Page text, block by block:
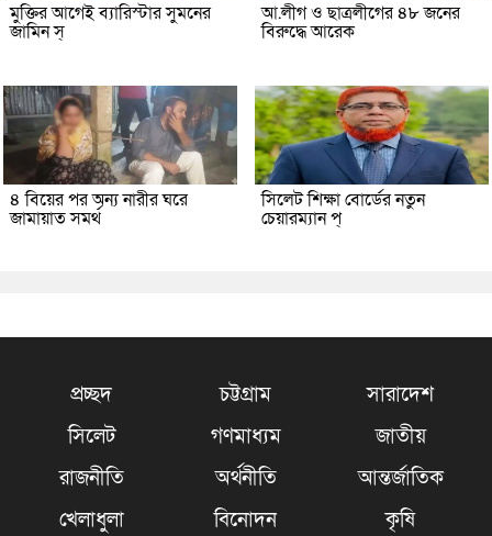
মুক্তির আগেই ব্যারিস্টার সুমনের
জামিন স্
আ.লীগ ও ছাত্রলীগের ৪৮ জনের
বিরুদ্ধে আরেক
৪ বিয়ের পর অন্য নারীর ঘরে
জামায়াত সমর্থ
সিলেট শিক্ষা বোর্ডের নতুন
চেয়ারম্যান প্
প্রচ্ছদ চট্টগ্রাম
সারাদেশ
সিলেট
গণমাধ্যম
জাতীয়
রাজনীতি
অর্থনীতি
আন্তর্জাতিক
খেলাধুলা
বিনোদন
কৃষি